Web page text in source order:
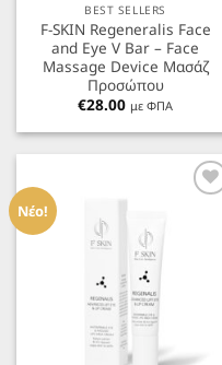
BEST SELLERS
F-SKIN Regeneralis Face
and Eye V Bar – Face
Massage Device Μασάζ
Προσώπου
€28.00 με ΦΠΑ
Νέο!
Προσθήκη